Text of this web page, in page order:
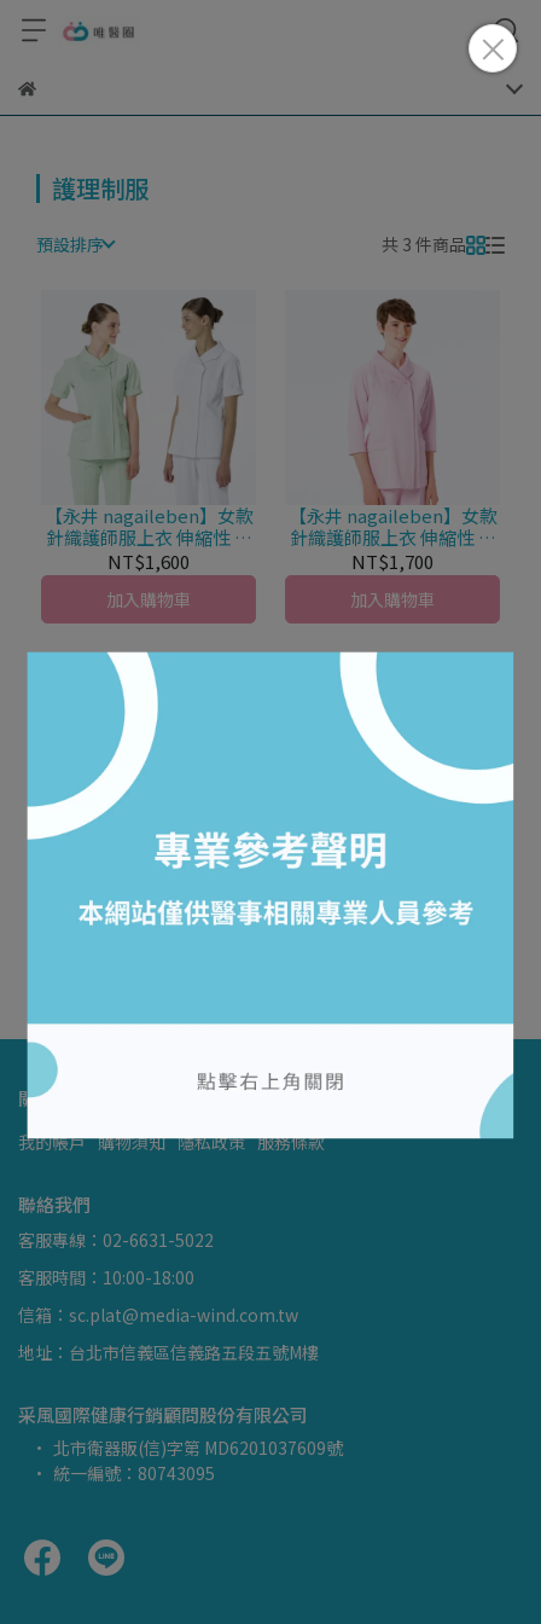
護理制服
預設排序 共 3 件商品
【永井 nagaileben】女款
針織護師服上衣 伸縮性 荷
葉領 高抗皺 HO-9062
NT$1,600
加入購物車
【永井 nagaileben】女款
針織護師服上衣 伸縮性 荷
葉領7分袖 高抗皺 HO-
9061
NT$1,700
加入購物車
針織護師服上衣 伸縮性 高
抗皺 HO-9082
NT$1,700
關於我們
我的帳戶 購物須知 隱私政策 服務條款
聯絡我們
客服專線：02-6631-5022
客服時間：10:00-18:00
信箱：sc.plat@media-wind.com.tw
地址：台北市信義區信義路五段五號M樓
采風國際健康行銷顧問股份有限公司
北市衛器販(信)字第 MD6201037609號
統一編號：80743095